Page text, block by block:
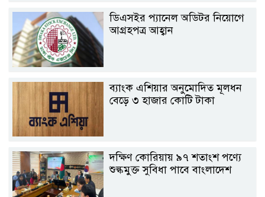
ডিএসইর প্যানেল অডিটর নিয়োগে
আগ্রহপত্র আহ্বান
ব্যাংক এশিয়ার অনুমোদিত মূলধন
বেড়ে ৩ হাজার কোটি টাকা
দক্ষিণ কোরিয়ায় ৯৭ শতাংশ পণ্যে
শুল্কমুক্ত সুবিধা পাবে বাংলাদেশ